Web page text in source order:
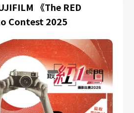
《The RED
Contest 2025